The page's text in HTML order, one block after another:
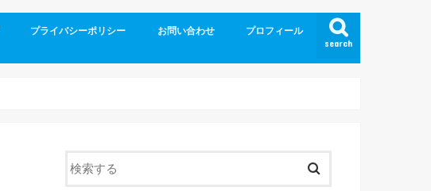
search
プライバシーポリシー お問い合わせ プロフィール